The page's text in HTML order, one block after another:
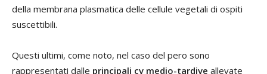
della membrana plasmatica delle cellule vegetali di ospiti
suscettibili.
Questi ultimi, come noto, nel caso del pero sono
rappresentati dalle principali cv medio-tardive allevate